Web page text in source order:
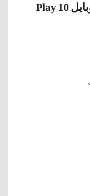
مزایا و معایب گوشی موبایل Play 10